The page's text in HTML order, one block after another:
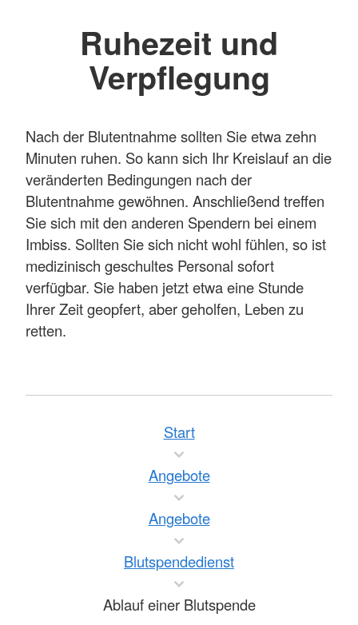
Ruhezeit und
Verpflegung
Nach der Blutentnahme sollten Sie etwa zehn
Minuten ruhen. So kann sich Ihr Kreislauf an die
veränderten Bedingungen nach der
Blutentnahme gewöhnen. Anschließend treffen
Sie sich mit den anderen Spendern bei einem
Imbiss. Sollten Sie sich nicht wohl fühlen, so ist
medizinisch geschultes Personal sofort
verfügbar. Sie haben jetzt etwa eine Stunde
Ihrer Zeit geopfert, aber geholfen, Leben zu
retten.
Start
Angebote
Angebote
Blutspendedienst
Ablauf einer Blutspende